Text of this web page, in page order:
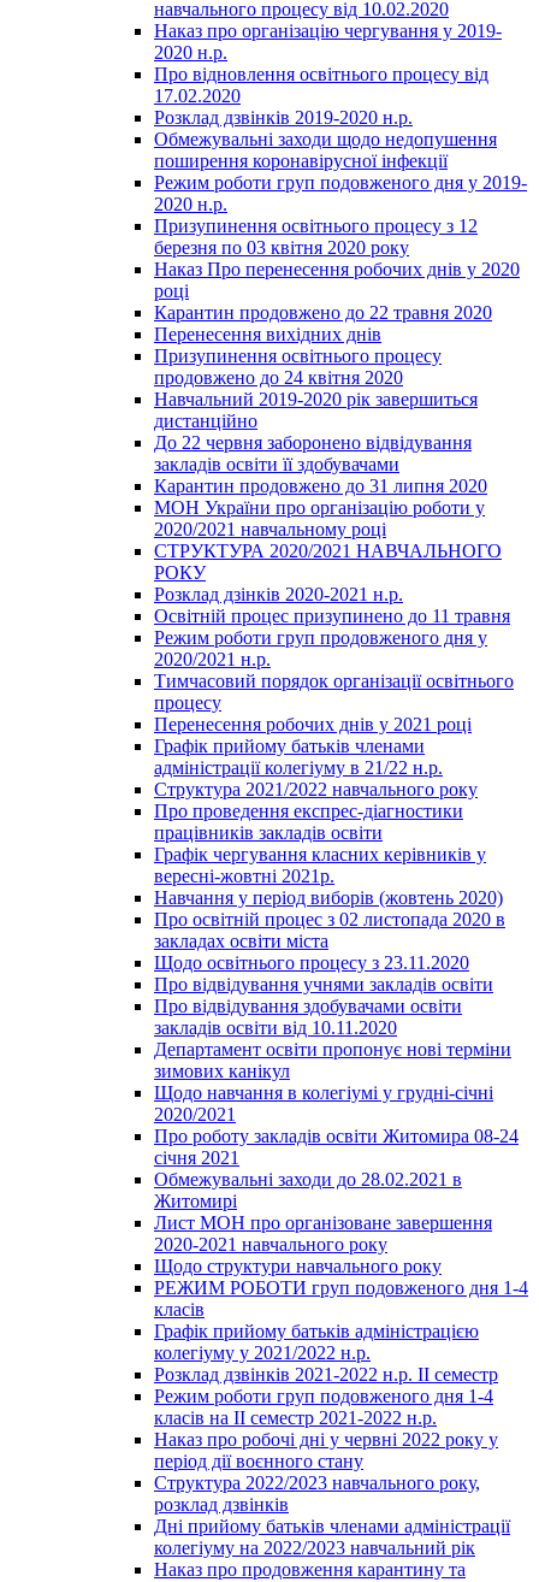
навчального процесу від 10.02.2020
Наказ про організацію чергування у 2019-
2020 н.р.
Про відновлення освітнього процесу від
17.02.2020
Розклад дзвінків 2019-2020 н.р.
Обмежувальні заходи щодо недопушення
поширення коронавірусної інфекції
Режим роботи груп подовженого дня у 2019-
2020 н.р.
Призупинення освітнього процесу з 12
березня по 03 квітня 2020 року
Наказ Про перенесення робочих днів у 2020
році
Карантин продовжено до 22 травня 2020
Перенесення вихідних днів
Призупинення освітнього процесу
продовжено до 24 квітня 2020
Навчальний 2019-2020 рік завершиться
дистанційно
До 22 червня заборонено відвідування
закладів освіти її здобувачами
Карантин продовжено до 31 липня 2020
МОН України про організацію роботи у
2020/2021 навчальному році
СТРУКТУРА 2020/2021 НАВЧАЛЬНОГО
РОКУ
Розклад дзінків 2020-2021 н.р.
Освітній процес призупинено до 11 травня
Режим роботи груп продовженого дня у
2020/2021 н.р.
Тимчасовий порядок організації освітнього
процесу
Перенесення робочих днів у 2021 році
Графік прийому батьків членами
адміністрації колегіуму в 21/22 н.р.
Структура 2021/2022 навчального року
Про проведення експрес-діагностики
працівників закладів освіти
Графік чергування класних керівників у
вересні-жовтні 2021р.
Навчання у період виборів (жовтень 2020)
Про освітній процес з 02 листопада 2020 в
закладах освіти міста
Щодо освітнього процесу з 23.11.2020
Про відвідування учнями закладів освіти
Про відвідування здобувачами освіти
закладів освіти від 10.11.2020
Департамент освіти пропонує нові терміни
зимових канікул
Щодо навчання в колегіумі у грудні-січні
2020/2021
Про роботу закладів освіти Житомира 08-24
січня 2021
Обмежувальні заходи до 28.02.2021 в
Житомирі
Лист МОН про організоване завершення
2020-2021 навчального року
Щодо структури навчального року
РЕЖИМ РОБОТИ груп подовженого дня 1-4
класів
Графік прийому батьків адміністрацією
колегіуму у 2021/2022 н.р.
Розклад дзвінків 2021-2022 н.р. ІІ семестр
Режим роботи груп подовженого дня 1-4
класів на ІІ семестр 2021-2022 н.р.
Наказ про робочі дні у червні 2022 року у
період дії воєнного стану
Структура 2022/2023 навчального року,
розклад дзвінків
Дні прийому батьків членами адміністрації
колегіуму на 2022/2023 навчальний рік
Наказ про продовження карантину та